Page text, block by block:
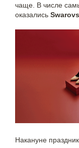
чаще. В числе
оказались
Накануне